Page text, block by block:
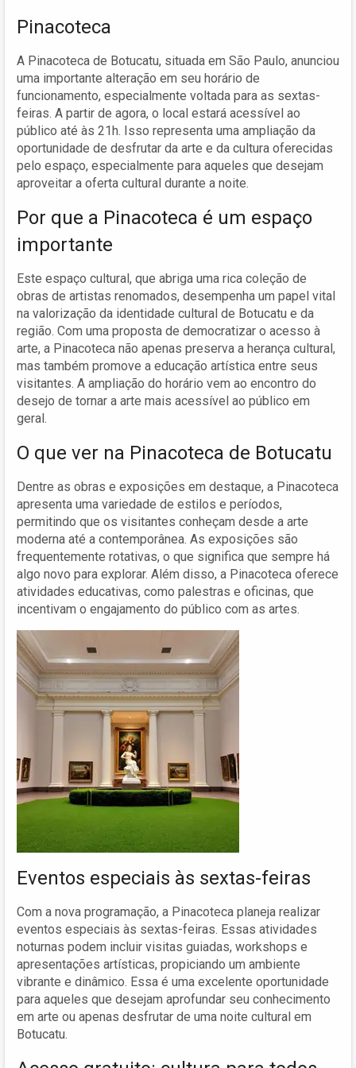
Pinacoteca
A Pinacoteca de Botucatu, situada em São Paulo, anunciou
uma importante alteração em seu horário de
funcionamento, especialmente voltada para as sextas-
feiras. A partir de agora, o local estará acessível ao
público até às 21h. Isso representa uma ampliação da
oportunidade de desfrutar da arte e da cultura oferecidas
pelo espaço, especialmente para aqueles que desejam
aproveitar a oferta cultural durante a noite.
Por que a Pinacoteca é um espaço
importante
Este espaço cultural, que abriga uma rica coleção de
obras de artistas renomados, desempenha um papel vital
na valorização da identidade cultural de Botucatu e da
região. Com uma proposta de democratizar o acesso à
arte, a Pinacoteca não apenas preserva a herança cultural,
mas também promove a educação artística entre seus
visitantes. A ampliação do horário vem ao encontro do
desejo de tornar a arte mais acessível ao público em
geral.
O que ver na Pinacoteca de Botucatu
Dentre as obras e exposições em destaque, a Pinacoteca
apresenta uma variedade de estilos e períodos,
permitindo que os visitantes conheçam desde a arte
moderna até a contemporânea. As exposições são
frequentemente rotativas, o que significa que sempre há
algo novo para explorar. Além disso, a Pinacoteca oferece
atividades educativas, como palestras e oficinas, que
incentivam o engajamento do público com as artes.
Eventos especiais às sextas-feiras
Com a nova programação, a Pinacoteca planeja realizar
eventos especiais às sextas-feiras. Essas atividades
noturnas podem incluir visitas guiadas, workshops e
apresentações artísticas, propiciando um ambiente
vibrante e dinâmico. Essa é uma excelente oportunidade
para aqueles que desejam aprofundar seu conhecimento
em arte ou apenas desfrutar de uma noite cultural em
Botucatu.